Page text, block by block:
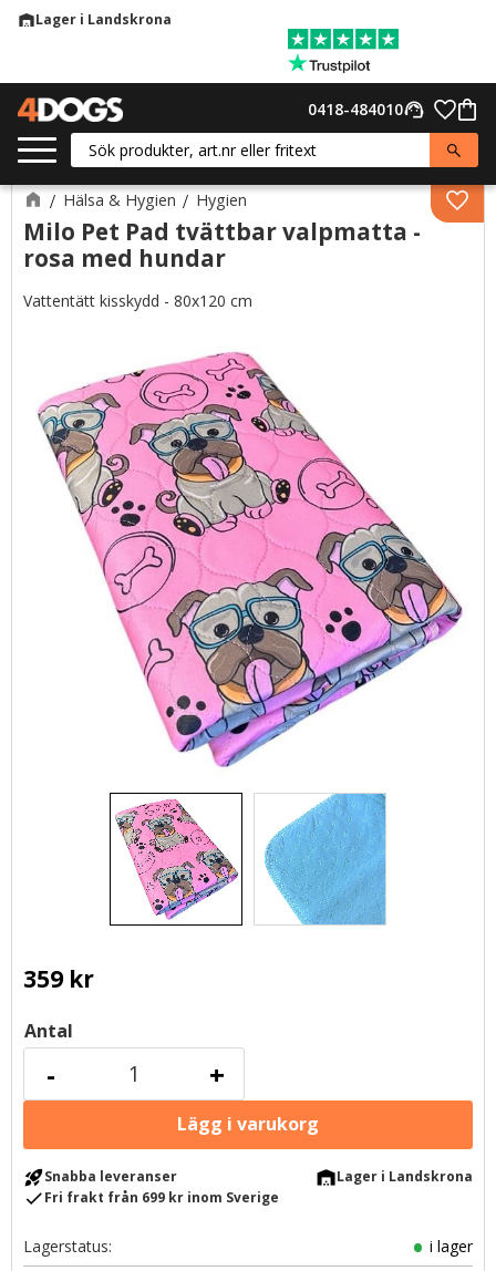
warehouseLager i Landskrona
support_agent
0418-484010
Hälsa & Hygien Hygien
Milo Pet Pad tvättbar valpmatta -
rosa med hundar
Vattentätt kisskydd - 80x120 cm
359kr
Antal
+
-
rocket_launchSnabba leveranser warehouseLager i Landskrona
checkFri frakt från 699 kr inom Sverige
Lagerstatus
i lager